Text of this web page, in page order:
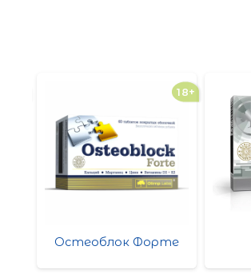
18+
Остеоблок Форте